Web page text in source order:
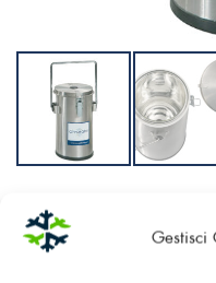
Gestisci
SKU: